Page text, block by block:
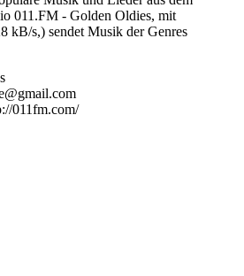
011.FM - Golden Oldies, mit
kB/s,) sendet Musik der Genres
011fm.com/